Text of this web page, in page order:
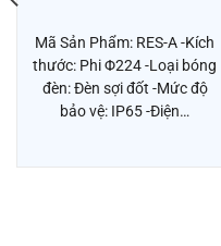
Mã Sản Phẩm: RES-A -Kích
thước: Phi Φ224 -Loại bóng
đèn: Đèn sợi đốt -Mức độ
bảo vệ: IP65 -Điện…